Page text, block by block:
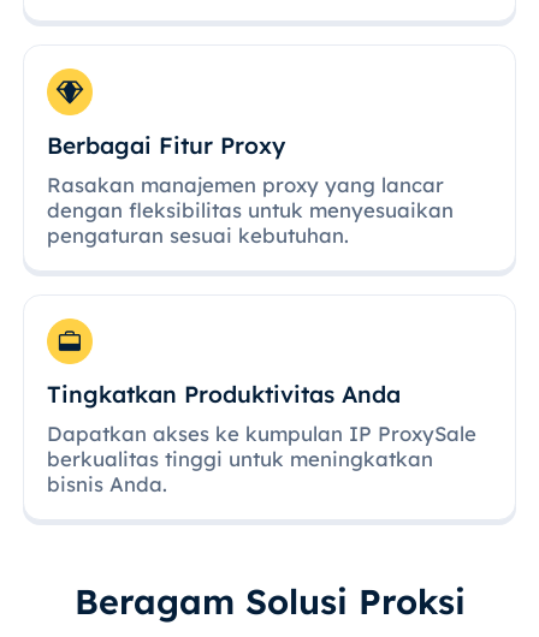
Berbagai Fitur Proxy
Rasakan manajemen proxy yang lancar
dengan fleksibilitas untuk menyesuaikan
pengaturan sesuai kebutuhan.
Tingkatkan Produktivitas Anda
Dapatkan akses ke kumpulan IP ProxySale
berkualitas tinggi untuk meningkatkan
bisnis Anda.
Beragam Solusi Proksi